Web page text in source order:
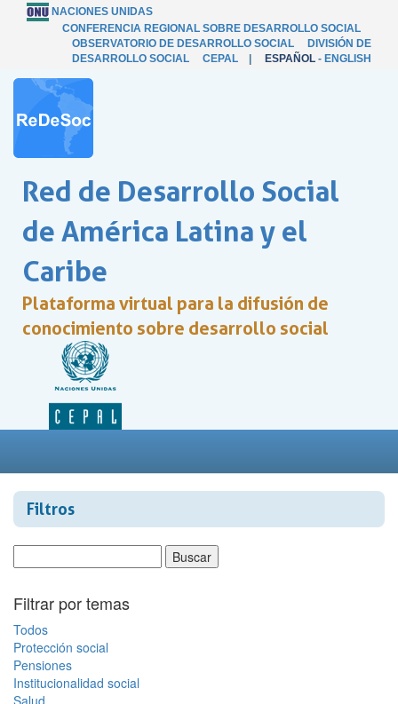
NACIONES UNIDAS
CONFERENCIA REGIONAL SOBRE DESARROLLO SOCIAL
OBSERVATORIO DE DESARROLLO SOCIAL
DIVISIÓN DE
DESARROLLO SOCIAL
CEPAL ESPAÑOL - ENGLISH
Red de Desarrollo Social
de América Latina y el
Caribe
Plataforma virtual para la difusión de
conocimiento sobre desarrollo social
Filtros
Filtrar por temas
Todos
Protección social
Pensiones
Institucionalidad social
Salud